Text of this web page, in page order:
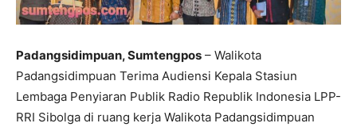
Padangsidimpuan, Sumtengpos – Walikota
Padangsidimpuan Terima Audiensi Kepala Stasiun
Lembaga Penyiaran Publik Radio Republik Indonesia LPP-
RRI Sibolga di ruang kerja Walikota Padangsidimpuan